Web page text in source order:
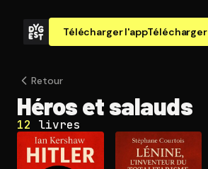
Télécharger l'appTélécharger
Retour
Héros et salauds
12 livres